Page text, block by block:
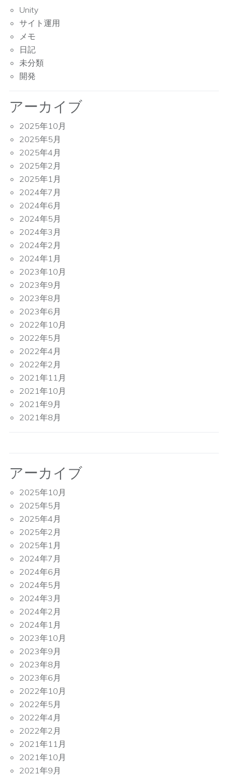
Unity
サイト運用
メモ
日記
未分類
開発
アーカイブ
2025年10月
2025年5月
2025年4月
2025年2月
2025年1月
2024年7月
2024年6月
2024年5月
2024年3月
2024年2月
2024年1月
2023年10月
2023年9月
2023年8月
2023年6月
2022年10月
2022年5月
2022年4月
2022年2月
2021年11月
2021年10月
2021年9月
2021年8月
アーカイブ
2025年10月
2025年5月
2025年4月
2025年2月
2025年1月
2024年7月
2024年6月
2024年5月
2024年3月
2024年2月
2024年1月
2023年10月
2023年9月
2023年8月
2023年6月
2022年10月
2022年5月
2022年4月
2022年2月
2021年11月
2021年10月
2021年9月